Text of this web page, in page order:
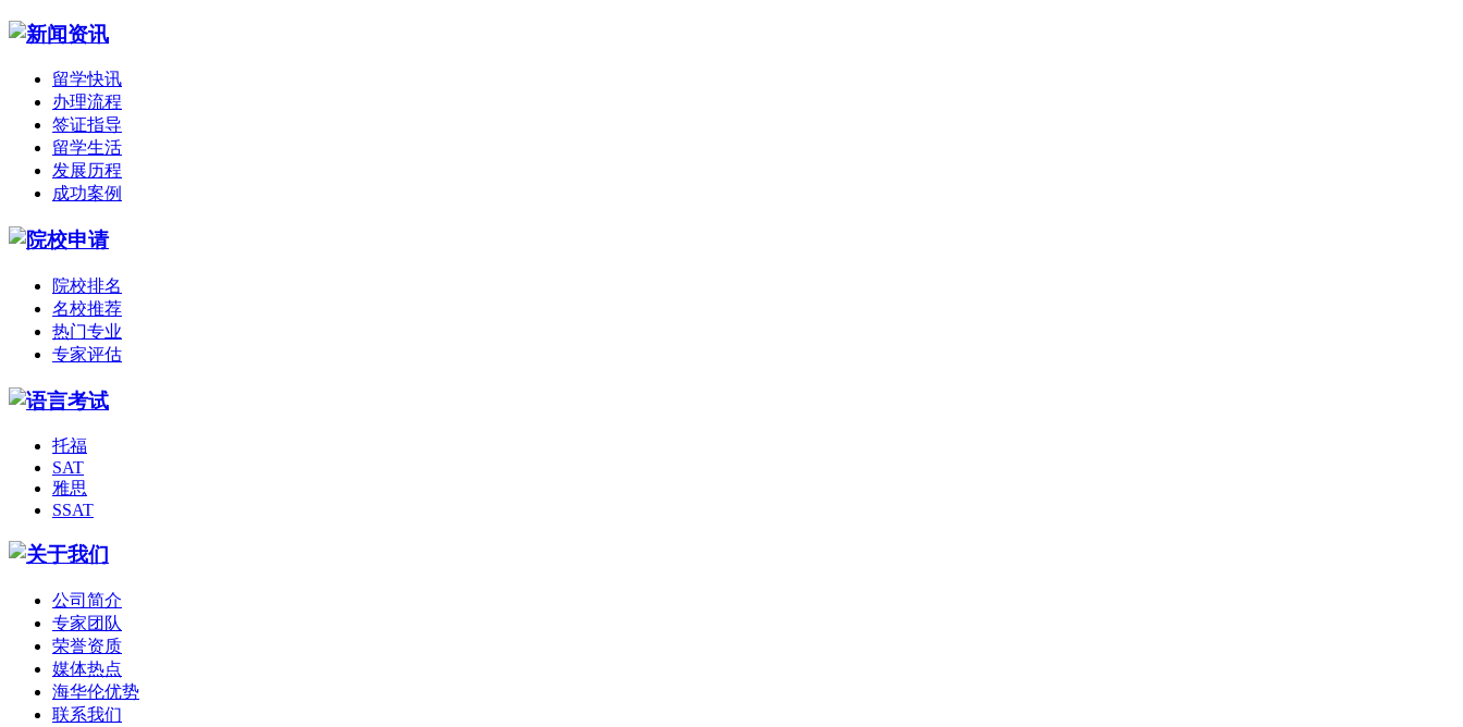
留学快讯
办理流程
签证指导
留学生活
发展历程
成功案例
院校排名
名校推荐
热门专业
专家评估
托福
SAT
雅思
SSAT
公司简介
专家团队
荣誉资质
媒体热点
海华伦优势
联系我们